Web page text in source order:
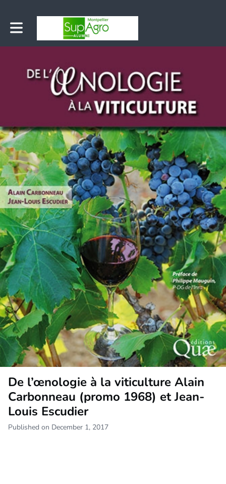
Toggle main navigation
De l’œnologie à la viticulture Alain
Carbonneau (promo 1968) et Jean-
Louis Escudier
Published on December 1, 2017